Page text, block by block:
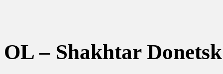
OL – Shakhtar Donetsk